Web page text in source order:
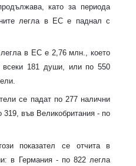
като за периода
легла в ЕС е паднал с
в ЕС е 2,76 млн., което
181 души, или по 550
се падат по 277 налични
във Великобритания - по
показател се отчита в
в Германия - по 822 легла